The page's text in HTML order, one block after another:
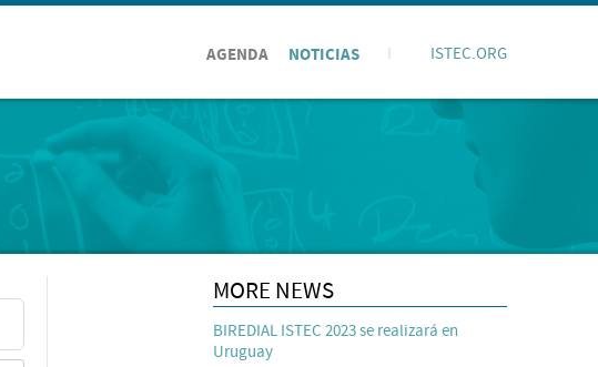
AGENDA NOTICIAS ISTEC.ORG
MORE NEWS
BIREDIAL ISTEC 2023 se realizará en
Uruguay